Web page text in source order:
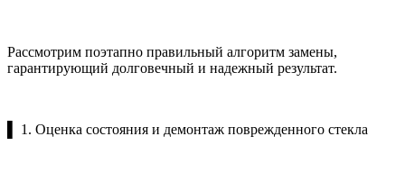
Рассмотрим поэтапно правильный алгоритм замены,
гарантирующий долговечный и надежный результат.
▌ 1. Оценка состояния и демонтаж поврежденного стекла